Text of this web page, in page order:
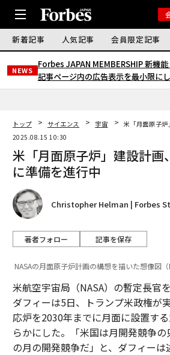
新着記事 人気記事 会員限定記事
NEWS
Forbes JAPAN MEMBERSHIP 新機能
記事ページ内の広告表示を最小限に
トップ サイエンス 宇宙
米「月面原子
2025.08.15 10:30
米「月面原子炉」建設計画
に準備を進行中
Christopher Helman | Forbes
著者フォロー 記事を保存
NASAの月面原子炉計画の構想を描いた想像図（
米航空宇宙局（NASA）の暫定長官
ダフィーは5日、トランプ米政権が
応炉を2030年までに月面に設置す
らかにした。「米国は月開発競争
の月の開発競争だ」と、ダフィーは